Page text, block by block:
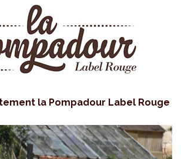
la Pompadour Label Rouge